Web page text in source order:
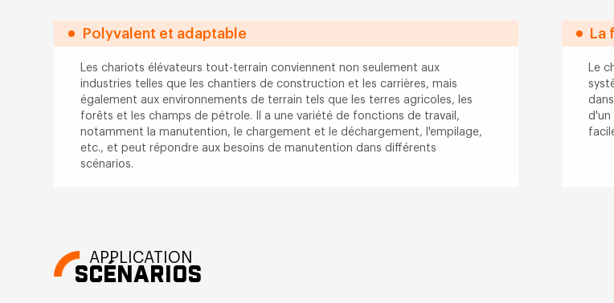
Polyvalent et adaptable
Les chariots élévateurs tout-terrain conviennent non seulement aux
industries telles que les chantiers de construction et les carrières, mais
également aux environnements de terrain tels que les terres agricoles, les
forêts et les champs de pétrole. Il a une variété de fonctions de travail,
notamment la manutention, le chargement et le déchargement, l'empilage,
etc., et peut répondre aux besoins de manutention dans différents
scénarios.
La
Le
d'un
APPLICATION
SCÉNARIOS